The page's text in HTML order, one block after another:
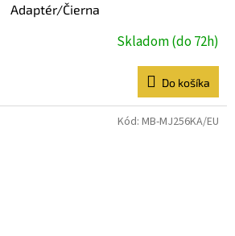
Adaptér/Čierna
Skladom (do 72h)
Do košíka
Kód: MB-MJ256KA/EU